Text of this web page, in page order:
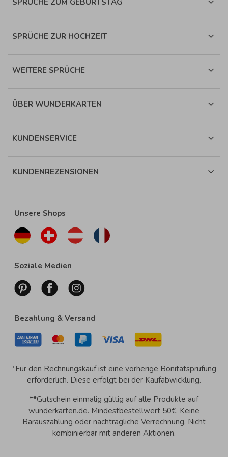
SPRÜCHE ZUM GEBURTSTAG
SPRÜCHE ZUR HOCHZEIT
WEITERE SPRÜCHE
ÜBER WUNDERKARTEN
KUNDENSERVICE
KUNDENREZENSIONEN
Unsere Shops
Soziale Medien
Bezahlung & Versand
*Für den Rechnungskauf ist eine vorherige Bonitätsprüfung
erforderlich. Diese erfolgt bei der Kaufabwicklung.
**Gutschein einmalig gültig auf alle Produkte auf
wunderkarten.de. Mindestbestellwert 50€. Keine
Barauszahlung oder nachträgliche Verrechnung. Nicht
kombinierbar mit anderen Aktionen.